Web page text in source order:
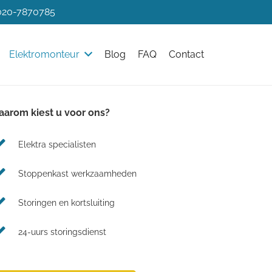
7870785
Elektromonteur Blog FAQ Contact
kiest u voor ons?
Elektra specialisten
Stoppenkast werkzaamheden
Storingen en kortsluiting
24-uurs storingsdienst